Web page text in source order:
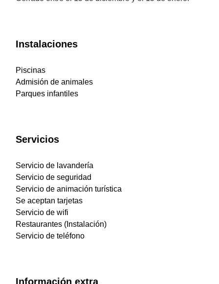
Instalaciones
Piscinas
Admisión de animales
Parques infantiles
Servicios
Servicio de lavandería
Servicio de seguridad
Servicio de animación turística
Se aceptan tarjetas
Servicio de wifi
Restaurantes (Instalación)
Servicio de teléfono
Información extra